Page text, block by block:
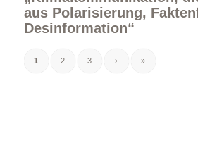
aus Polarisierung,
Desinformation“
1 2 3 › »